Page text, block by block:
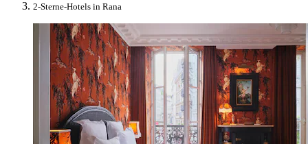
2-Sterne-Hotels in Rana